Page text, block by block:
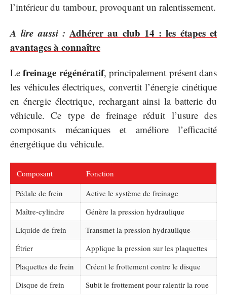
l’intérieur du tambour, provoquant un ralentissement.
A lire aussi : Adhérer au club 14 : les étapes et
avantages à connaître
Lefreinage régénératif, principalement présent dans
les véhicules électriques, convertit l’énergie cinétique
en énergie électrique, rechargant ainsi la batterie du
véhicule. Ce type de freinage réduit l’usure des
composants mécaniques et améliore l’efficacité
énergétique du véhicule.
Composant
Fonction
Pédale de frein
Active le système de freinage
Maître-cylindre
Génère la pression hydraulique
Liquide de frein
Transmet la pression hydraulique
Étrier
Applique la pression sur les plaquettes
Plaquettes de frein
Créent le frottement contre le disque
Disque de frein
Subit le frottement pour ralentir la roue